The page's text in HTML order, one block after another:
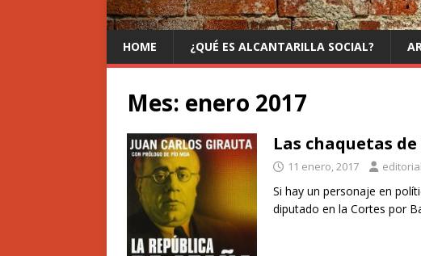
HOME ¿QUÉ ES ALCANTARILLA SOCIAL?
Mes: enero 2017
Las chaquetas
11 enero, 2017 editorial
Si hay un personaje en
diputado en la Cortes por